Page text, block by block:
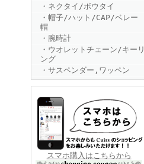
FINEBOYS2025年6月号
FINEBOYS2025年5月号
・ネクタイ/ボウタイ
・帽子/ハット/CAP/ベレー
帽
・腕時計
・ウオレットチェーン/キーリ
ング
・サスペンダー,ワッペン
スマホ購入はこちらから